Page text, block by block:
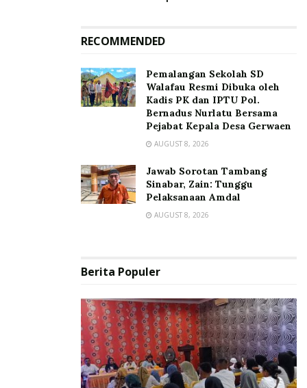
RECOMMENDED
Pemalangan Sekolah SD
Walafau Resmi Dibuka oleh
Kadis PK dan IPTU Pol.
Bernadus Nurlatu Bersama
Pejabat Kepala Desa Gerwaen
AUGUST 8, 2026
Jawab Sorotan Tambang
Sinabar, Zain: Tunggu
Pelaksanaan Amdal
AUGUST 8, 2026
Berita Populer